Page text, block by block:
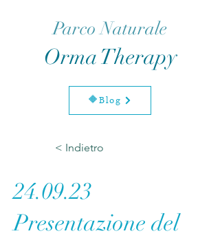
🔶Blog
Parco Naturale
Orma Therapy
< Indietro
24.09.23
Presentazione del